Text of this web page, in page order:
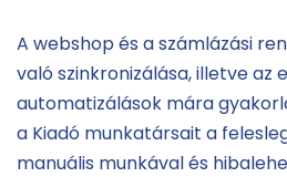
A webshop és a számlázási
való szinkronizálása, illetve az
automatizálások mára
a Kiadó munkatársait a
manuális munkával és